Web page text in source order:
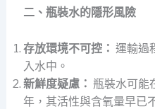
二、瓶裝水的隱形風險
存放環境不可控： 運輸過
入水中。
新鮮度疑慮： 瓶裝水可能
年，其活性與含氧量早已